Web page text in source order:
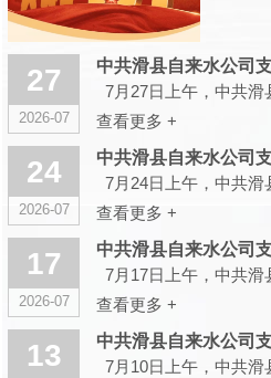
27
2026-07
查看更多 +
24
2026-07
查看更多 +
17
2026-07
查看更多 +
13